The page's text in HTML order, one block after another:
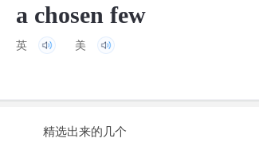
a chosen few
英 美
精选出来的几个